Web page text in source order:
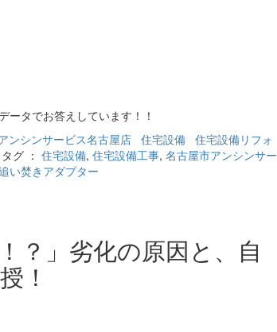
タでお答えしています！！
ンシンサービス名古屋店 住宅設備 住宅設備リフォ
グ ： 住宅設備, 住宅設備工事, 名古屋市アンシンサー
い焚きアダプター
？」劣化の原因と、自
！